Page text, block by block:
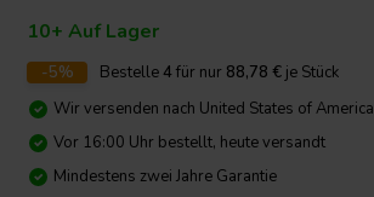
10+ Auf Lager
-5% Bestelle4 für nur 88,78 € je Stück
Wir versenden nach United States of America
Vor 16:00 Uhr bestellt, heute versandt
Mindestens zwei Jahre Garantie